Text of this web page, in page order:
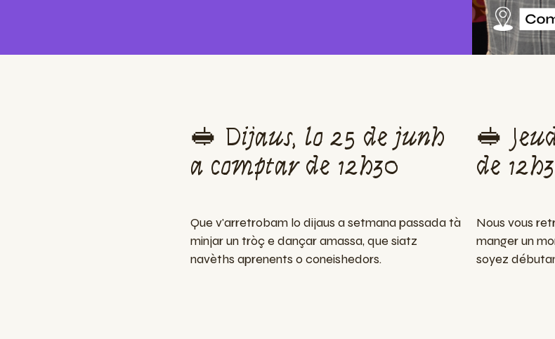
🥪 Dijaus, lo 25 de junh
a comptar de 12h30
Que v'arretrobam lo dijaus a setmana passada tà
minjar un tròç e dançar amassa, que siatz
navèths aprenents o coneishedors.
🥪
de
Nous vous
manger un
soyez